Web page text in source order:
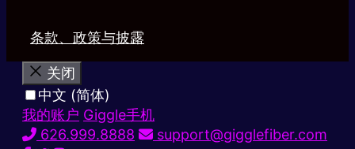
条款、政策与披露
关闭
中文 (简体)
我的账户 Giggle手机
626.999.8888
support@gigglefiber.com